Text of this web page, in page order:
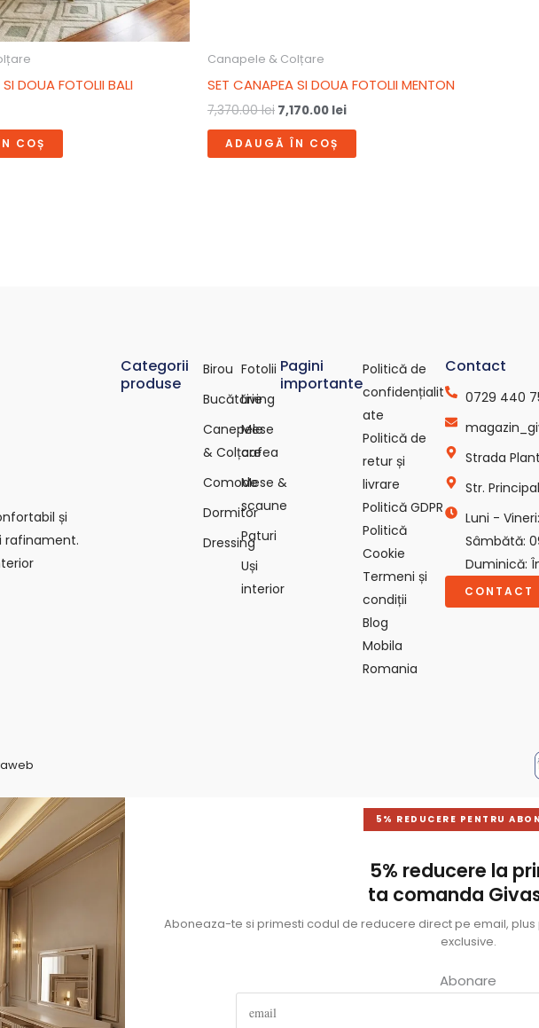
DOUA FOTOLII BALI
COȘ
Canapele & Colțare
SET CANAPEA SI DOUA FOTOLII MENTON
7,370.00lei 7,170.00 lei
ADAUGĂ ÎN COȘ
și
rafinament.
Categorii
produse
Birou
Bucătărie
Canepele
& Colțare
Comode
Dormitor
Dressing
Fotolii
Living
Mese
cafea
Mese &
scaune
Paturi
Uși
interior
Pagini
importante
Politică de
confidențialit
ate
Politică de
retur și
livrare
Politică GDPR
Politică
Cookie
Termeni și
condiții
Blog
Mobila
Romania
Contact
0729 440
Strada
Str.
Luni -
Sâmbătă:
Duminică:
CONTACT
5% REDUCERE PENTRU
5% reducere la
ta comanda
Aboneaza-te si primesti codul de reducere direct pe email,
exclusive.
Abonare